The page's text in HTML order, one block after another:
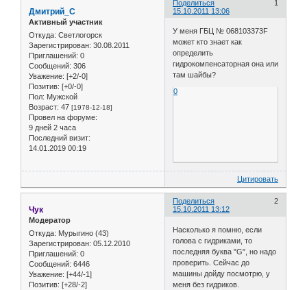
Поделиться
1
15.10.2011 13:06
Дмитрий_С
Активный участник
Откуда: Светлогорск
Зарегистрирован: 30.08.2011
Приглашений: 0
Сообщений: 306
Уважение: [+2/-0]
Позитив: [+0/-0]
Пол: Мужской
Возраст: 47 [1978-12-18]
Провел на форуме:
9 дней 2 часа
Последний визит:
14.01.2019 00:19
У меня ГБЦ № 068103373F
может кто знает как
определить
гидрокомпенсаторная она или
там шайбы?
0
Цитировать
Поделиться
2
15.10.2011 13:12
Чук
Модератор
Откуда: Мурыгино (43)
Зарегистрирован: 05.12.2010
Приглашений: 0
Сообщений: 6446
Уважение: [+44/-1]
Позитив: [+28/-2]
Насколько я помню, если
голова с гидриками, то
последняя буква "G", но надо
проверить. Сейчас до
машины дойду посмотрю, у
меня без гидриков.